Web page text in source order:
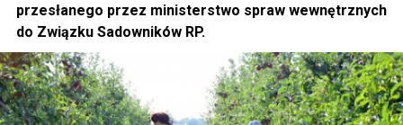
przesłanego przez ministerstwo spraw wewnętrznych
do Związku Sadowników RP.